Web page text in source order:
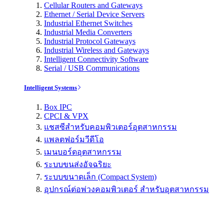
Cellular Routers and Gateways
Ethernet / Serial Device Servers
Industrial Ethernet Switches
Industrial Media Converters
Industrial Protocol Gateways
Industrial Wireless and Gateways
Intelligent Connectivity Software
Serial / USB Communications
Intelligent Systems
Box IPC
CPCI & VPX
แชสซีสำหรับคอมพิวเตอร์อุตสาหกรรม
แพลตฟอร์มวีดีโอ
เมนบอร์ดอุตสาหกรรม
ระบบขนส่งอัจฉริยะ
ระบบขนาดเล็ก (Compact System)
อุปกรณ์ต่อพ่วงคอมพิวเตอร์ สำหรับอุตสาหกรรม